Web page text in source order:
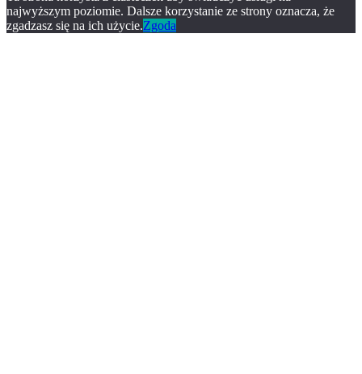
najwyższym poziomie. Dalsze korzystanie ze strony oznacza, że
zgadzasz się na ich użycie.Zgoda